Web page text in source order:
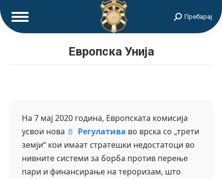
Search:Пребарај
Европска Унија
На 7 мај 2020 година, Европската комисија
усвои нова
Регулатива во врска со „трети
земји“ кои имаат стратешки недостатоци во
нивните системи за борба против перење
пари и финансирање на тероризам, што